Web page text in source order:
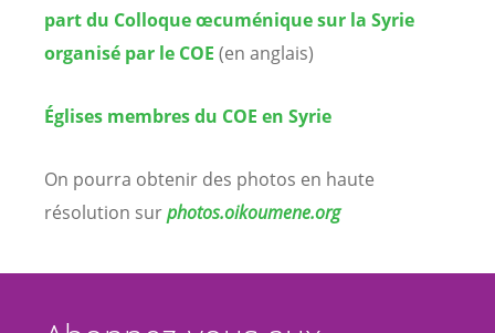
part du Colloque œcuménique sur la Syrie
organisé par le COE (en anglais)
Églises membres du COE en Syrie
On pourra obtenir des photos en haute
résolution surphotos.oikoumene.org